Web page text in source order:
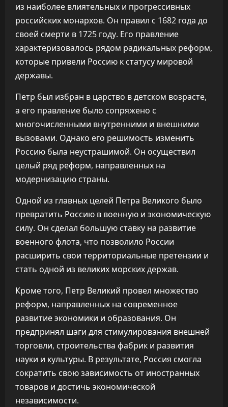
из наиболее влиятельных и прогрессивных
российских монархов. Он правил с 1682 года до
своей смерти в 1725 году. Его правление
характеризовалось рядом радикальных реформ,
которые привели Россию к статусу мировой
державы.
Петр был избран в царство в детском возрасте,
а его правление было сопряжено с
многочисленными внутренними и внешними
вызовами. Однако его решимость изменить
Россию была неустрашимой. Он осуществил
целый ряд реформ, направленных на
модернизацию страны.
Одной из главных целей Петра Великого было
превратить Россию в военную и экономическую
силу. Он сделал большую ставку на развитие
военного флота, что позволило России
расширить свои территориальные претензии и
стать одной из великих морских держав.
Кроме того, Петр Великий провел множество
реформ, направленных на современное
развитие экономики и образования. Он
предпринял шаги для стимулирования внешней
торговли, строительства фабрик и развития
науки и культуры. В результате, Россия смогла
сократить свою зависимость от иностранных
товаров и достичь экономической
независимости.